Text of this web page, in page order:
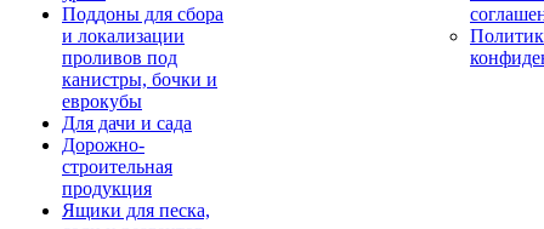
Поддоны для сбора
и локализации
проливов под
канистры, бочки и
еврокубы
Для дачи и сада
Дорожно-
строительная
продукция
Ящики для песка,